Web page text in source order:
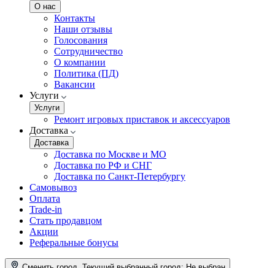
О нас
Контакты
Наши отзывы
Голосования
Сотрудничество
О компании
Политика (ПД)
Вакансии
Услуги
Услуги
Ремонт игровых приставок и аксессуаров
Доставка
Доставка
Доставка по Москве и МО
Доставка по РФ и СНГ
Доставка по Санкт-Петербургу
Самовывоз
Оплата
Trade-in
Стать продавцом
Акции
Реферальные бонусы